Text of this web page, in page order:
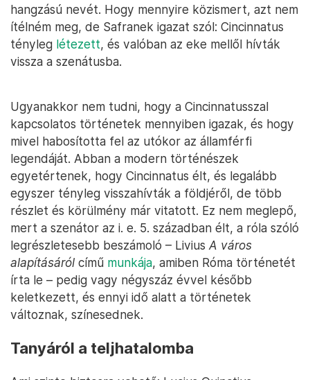
hangzású nevét. Hogy mennyire közismert, azt nem
ítélném meg, de Safranek igazat szól: Cincinnatus
tényleg létezett, és valóban az eke mellől hívták
vissza a szenátusba.
Ugyanakkor nem tudni, hogy a Cincinnatusszal
kapcsolatos történetek mennyiben igazak, és hogy
mivel habosította fel az utókor az államférfi
legendáját. Abban a modern történészek
egyetértenek, hogy Cincinnatus élt, és legalább
egyszer tényleg visszahívták a földjéről, de több
részlet és körülmény már vitatott. Ez nem meglepő,
mert a szenátor az i. e. 5. században élt, a róla szóló
legrészletesebb beszámoló – Livius A város
alapításáról című munkája, amiben Róma történetét
írta le – pedig vagy négyszáz évvel később
keletkezett, és ennyi idő alatt a történetek
változnak, színesednek.
Tanyáról a teljhatalomba